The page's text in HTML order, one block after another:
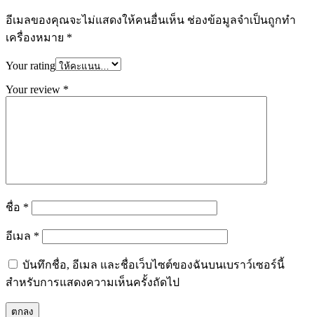
อีเมลของคุณจะไม่แสดงให้คนอื่นเห็น ช่องข้อมูลจำเป็นถูกทำ
เครื่องหมาย *
Your rating
Your review *
ชื่อ *
อีเมล *
บันทึกชื่อ, อีเมล และชื่อเว็บไซต์ของฉันบนเบราว์เซอร์นี้
สำหรับการแสดงความเห็นครั้งถัดไป